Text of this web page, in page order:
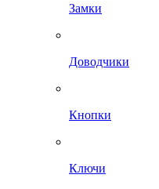
Замки
Доводчики
Кнопки
Ключи